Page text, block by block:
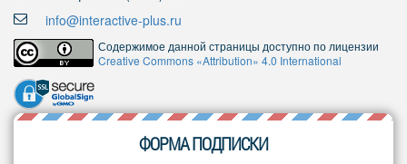
info@interactive-plus.ru
Содержимое данной страницы доступно по лицензии
Creative Commons «Attribution» 4.0 International
ФОРМА ПОДПИСКИ